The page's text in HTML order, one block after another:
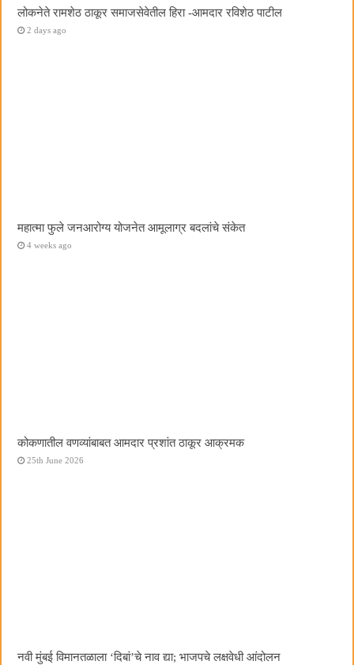
लोकनेते रामशेठ ठाकूर समाजसेवेतील हिरा -आमदार रविशेठ पाटील
2 days ago
महात्मा फुले जनआरोग्य योजनेत आमूलाग्र बदलांचे संकेत
4 weeks ago
कोकणातील वणव्यांबाबत आमदार प्रशांत ठाकूर आक्रमक
25th June 2026
नवी मुंबई विमानतळाला ‌‘दिबां‌’चे नाव द्या; भाजपचे लक्षवेधी आंदोलन